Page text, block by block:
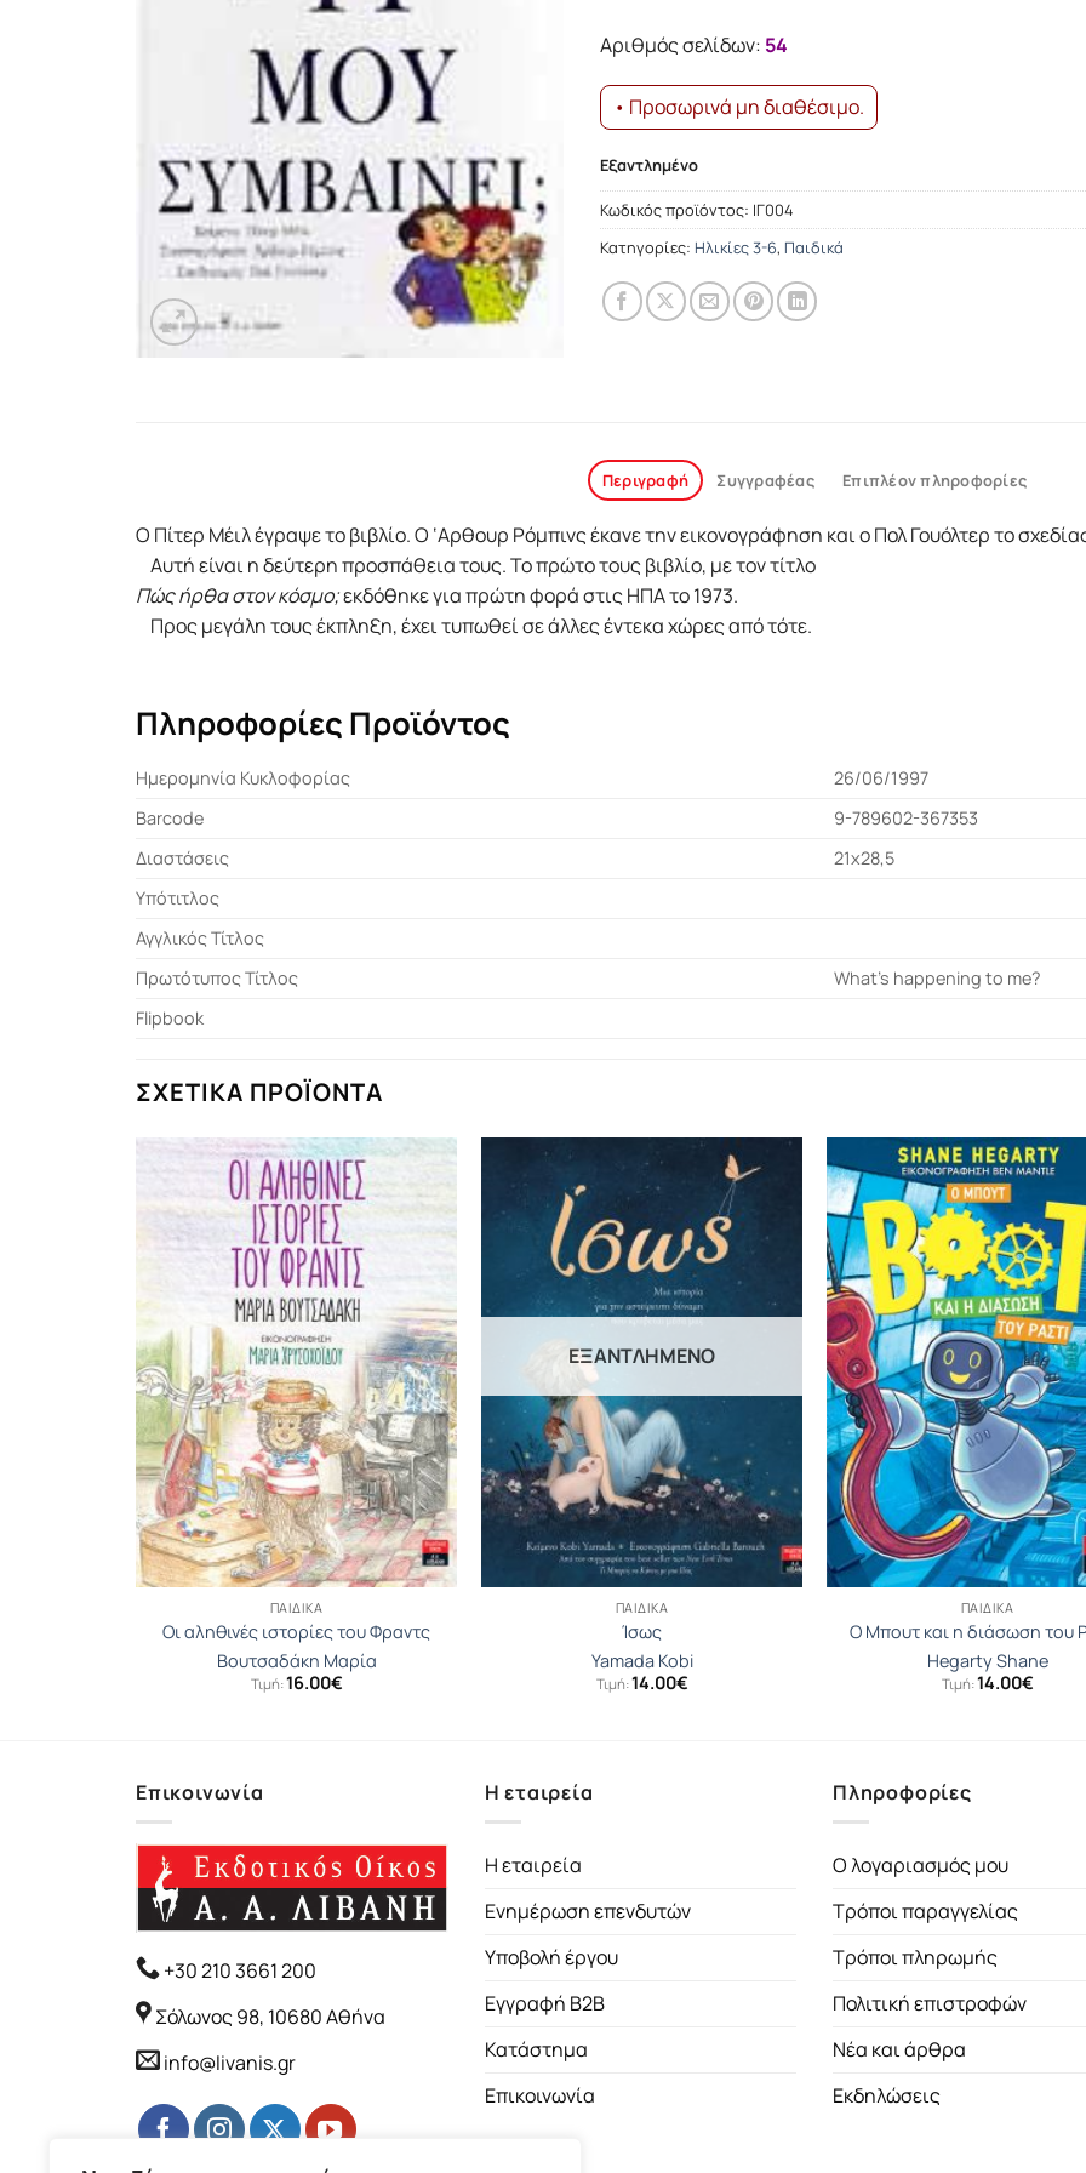
12.23€.
Αριθμός σελίδων: 54
• Προσωρινά μη διαθέσιμο.
Εξαντλημένο
Κωδικός προϊόντος: ΙΓ004
Κατηγορίες: Ηλικίες 3-6, Παιδικά
Περιγραφή Συγγραφέας Επιπλέον πληροφορίες
Ο Πίτερ Μέιλ έγραψε το βιβλίο. Ο ‘Aρθουρ Ρόμπινς έκανε την εικονογράφηση και ο Πολ Γουόλτερ το
Αυτή είναι η δεύτερη προσπάθεια τους. Το πρώτο τους βιβλίο, με τον τίτλο
Πώς ήρθα στον κόσμο;εκδόθηκε για πρώτη φορά στις ΗΠΑ το 1973.
Προς μεγάλη τους έκπληξη, έχει τυπωθεί σε άλλες έντεκα χώρες από τότε.
Πληροφορίες Προϊόντος
Ημερομηνία Κυκλοφορίας
26/06/1997
Barcode
9-789602-367353
Διαστάσεις
21x28,5
Υπότιτλος
Αγγλικός Τίτλος
Πρωτότυπος Τίτλος
What's happening to me?
Flipbook
ΣΧΕΤΙΚΆ ΠΡΟΪΌΝΤΑ
ΠΑΙΔΙΚΆ
Οι αληθινές ιστορίες του Φραντς
Βουτσαδάκη Μαρία
Τιμή:16.00€
ΕΞΑΝΤΛΗΜΈΝΟ
ΠΑΙΔΙΚΆ
Ίσως
Yamada Kobi
Τιμή:14.00€
ΠΑΙΔΙΚΆ
Ο Μπουτ και η διάσωση του
Hegarty Shane
Τιμή:14.00€
Επικοινωνία
+30 210 3661 200
Σόλωνος 98, 10680 Αθήνα
info@livanis.gr
Η εταιρεία
Η εταιρεία
Ενημέρωση επενδυτών
Υποβολή έργου
Εγγραφή B2B
Κατάστημα
Επικοινωνία
Πληροφορίες
Ο λογαριασμός μου
Τρόποι παραγγελίας
Τρόποι πληρωμής
Πολιτική επιστροφών
Νέα και άρθρα
Εκδηλώσεις